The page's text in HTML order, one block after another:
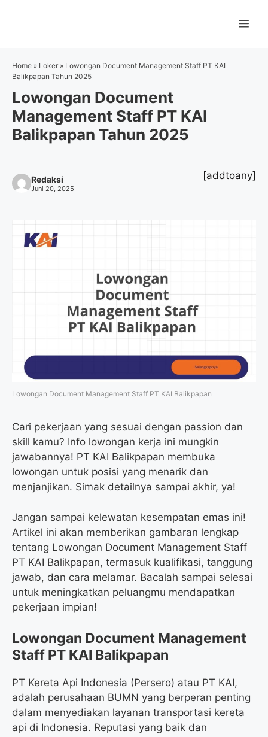
Home » Loker » Lowongan Document Management Staff PT KAI
Balikpapan Tahun 2025
Lowongan Document
Management Staff PT KAI
Balikpapan Tahun 2025
Redaksi
Juni 20, 2025
[addtoany]
Lowongan Document Management Staff PT KAI Balikpapan
Cari pekerjaan yang sesuai dengan passion dan
skill kamu? Info lowongan kerja ini mungkin
jawabannya! PT KAI Balikpapan membuka
lowongan untuk posisi yang menarik dan
menjanjikan. Simak detailnya sampai akhir, ya!
Jangan sampai kelewatan kesempatan emas ini!
Artikel ini akan memberikan gambaran lengkap
tentang Lowongan Document Management Staff
PT KAI Balikpapan, termasuk kualifikasi, tanggung
jawab, dan cara melamar. Bacalah sampai selesai
untuk meningkatkan peluangmu mendapatkan
pekerjaan impian!
Lowongan Document Management
Staff PT KAI Balikpapan
PT Kereta Api Indonesia (Persero) atau PT KAI,
adalah perusahaan BUMN yang berperan penting
dalam menyediakan layanan transportasi kereta
api di Indonesia. Reputasi yang baik dan